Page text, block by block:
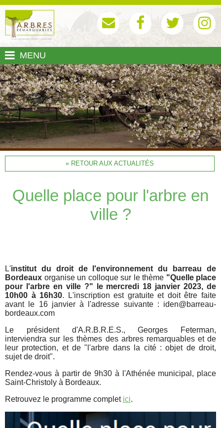
MENU
« RETOUR AUX ACTUALITÉS
Quelle place pour l'arbre en
ville ?
L'institut du droit de l'environnement du barreau de
Bordeaux organise un colloque sur le thème "Quelle place
pour l'arbre en ville ?" le mercredi 18 janvier 2023, de
10h00 à 16h30. L'inscription est gratuite et doit être faite
avant le 16 janvier à l'adresse suivante : iden@barreau-
bordeaux.com
Le président d'A.R.B.R.E.S., Georges Feterman,
interviendra sur les thèmes des arbres remarquables et de
leur protection, et de "l'arbre dans la cité : objet de droit,
sujet de droit".
Rendez-vous à partir de 9h30 à l'Athénée municipal, place
Saint-Christoly à Bordeaux.
Retrouvez le programme complet ici.